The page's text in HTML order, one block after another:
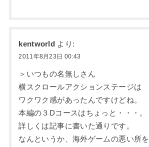
kentworld より:
2011年8月23日 00:43
＞いつもの名無しさん
横スクロールアクションステージは
ワクワク感があったんですけどね。
本編の３Dコースはちょっと・・・。
詳しくは記事に書いた通りです。
なんというか、海外ゲームの悪い所を